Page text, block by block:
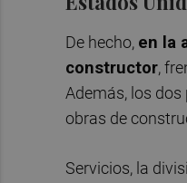
De hecho, en la
constructor,
Además, los
obras de
Servicios, la